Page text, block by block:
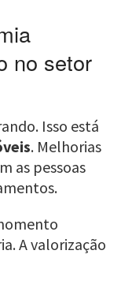
no setor
Isso está
. Melhorias
as pessoas
A valorização